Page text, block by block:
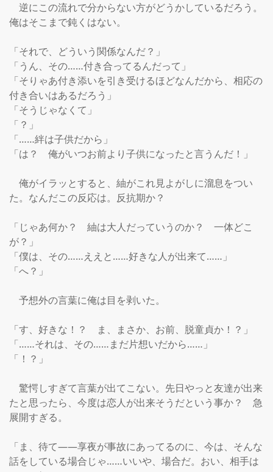
逆にこの流れで分からない方がどうかしているだろう。
俺はそこまで鈍くはない。
「それで、どういう関係なんだ？」
「うん、その……付き合ってるんだって」
「そりゃあ付き添いを引き受けるほどなんだから、相応の
付き合いはあるだろう」
「そうじゃなくて」
「？」
「……絆は子供だから」
「は？　俺がいつお前より子供になったと言うんだ！」
俺がイラッとすると、紬がこれ見よがしに溜息をつい
た。なんだこの反応は。反抗期か？
「じゃあ何か？　紬は大人だっていうのか？　一体どこ
が？」
「僕は、その……ええと……好きな人が出来て……」
「へ？」
予想外の言葉に俺は目を剥いた。
「す、好きな！？　ま、まさか、お前、脱童貞か！？」
「……それは、その……まだ片想いだから……」
「！？」
驚愕しすぎて言葉が出てこない。先日やっと友達が出来
たと思ったら、今度は恋人が出来そうだという事か？　急
展開すぎる。
「ま、待て――享夜が事故にあってるのに、今は、そんな
話をしている場合じゃ……いいや、場合だ。おい、相手は